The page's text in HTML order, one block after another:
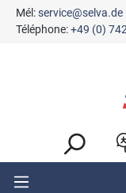
principal
Mél:service@selva.de
Téléphone:+49 (0)